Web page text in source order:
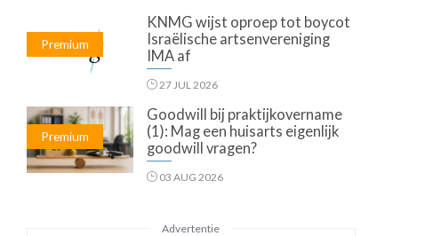
Premium
KNMG wijst oproep tot boycot
Israëlische artsenvereniging
IMA af
27 JUL 2026
Premium
Goodwill bij praktijkovername
(1): Mag een huisarts eigenlijk
goodwill vragen?
03 AUG 2026
Advertentie